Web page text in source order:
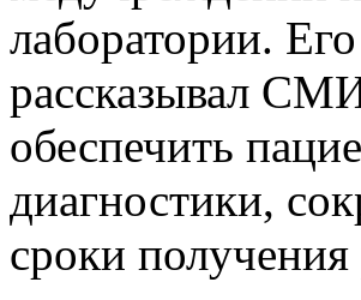
лаборатории.
рассказывал
обеспечить
диагностики,
сроки получения